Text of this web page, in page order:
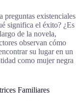
preguntas existenciales
significa el éxito? ¿Es
de la novela,
observan cómo
su lugar en un
como mujer negra
Familiares